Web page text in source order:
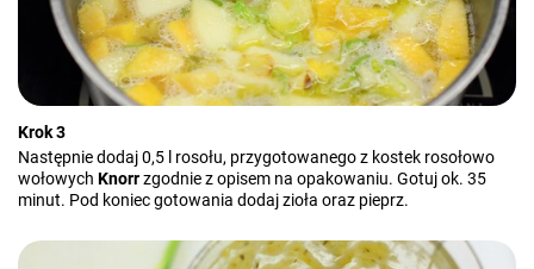
Krok 3
Następnie dodaj 0,5 l rosołu, przygotowanego z kostek rosołowo
wołowych Knorrzgodnie z opisem na opakowaniu. Gotuj ok. 35
minut. Pod koniec gotowania dodaj zioła oraz pieprz.